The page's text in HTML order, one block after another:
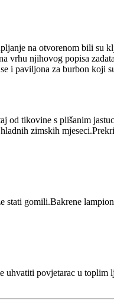
na otvorenom bili su
vrhu njihovog popisa
i paviljona za burbon koji
od tikovine s plišanim
zimskih
gomili.Bakrene
povjetarac u